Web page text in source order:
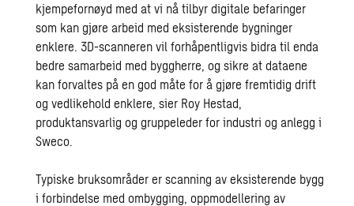
kjempefornøyd med at vi nå tilbyr digitale befaringer
som kan gjøre arbeid med eksisterende bygninger
enklere. 3D-scanneren vil forhåpentligvis bidra til enda
bedre samarbeid med byggherre, og sikre at dataene
kan forvaltes på en god måte for å gjøre fremtidig drift
og vedlikehold enklere, sier Roy Hestad,
produktansvarlig og gruppeleder for industri og anlegg i
Sweco.
Typiske bruksområder er scanning av eksisterende bygg
i forbindelse med ombygging, oppmodellering av